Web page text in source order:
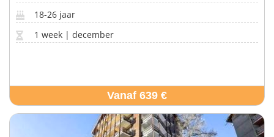
18-26 jaar
1 week | december
Vanaf 639 €